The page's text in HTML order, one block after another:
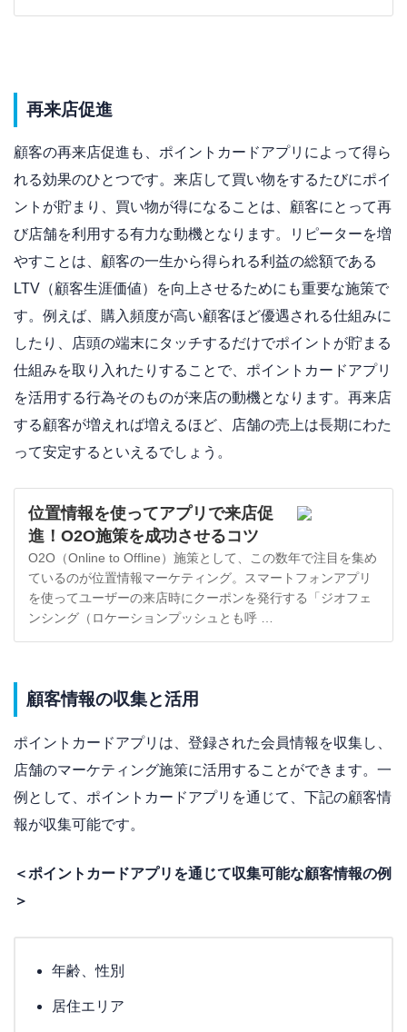
再来店促進
顧客の再来店促進も、ポイントカードアプリによって得ら
れる効果のひとつです。来店して買い物をするたびにポイ
ントが貯まり、買い物が得になることは、顧客にとって再
び店舗を利用する有力な動機となります。リピーターを増
やすことは、顧客の一生から得られる利益の総額である
LTV（顧客生涯価値）を向上させるためにも重要な施策で
す。 例えば、購入頻度が高い顧客ほど優遇される仕組みに
したり、店頭の端末にタッチするだけでポイントが貯まる
仕組みを取り入れたりすることで、ポイントカードアプリ
を活用する行為そのものが来店の動機となります。再来店
する顧客が増えれば増えるほど、店舗の売上は長期にわた
って安定するといえるでしょう。
位置情報を使ってアプリで来店促
進！O2O施策を成功させるコツ
O2O（Online to Offline）施策として、この数年で注目を集め
ているのが位置情報マーケティング。スマートフォンアプリ
を使ってユーザーの来店時にクーポンを発行する「ジオフェ
ンシング（ロケーションプッシュとも呼 …
顧客情報の収集と活用
ポイントカードアプリは、登録された会員情報を収集し、
店舗のマーケティング施策に活用することができます。一
例として、ポイントカードアプリを通じて、下記の顧客情
報が収集可能です。
＜ポイントカードアプリを通じて収集可能な顧客情報の例
＞
年齢、性別
居住エリア